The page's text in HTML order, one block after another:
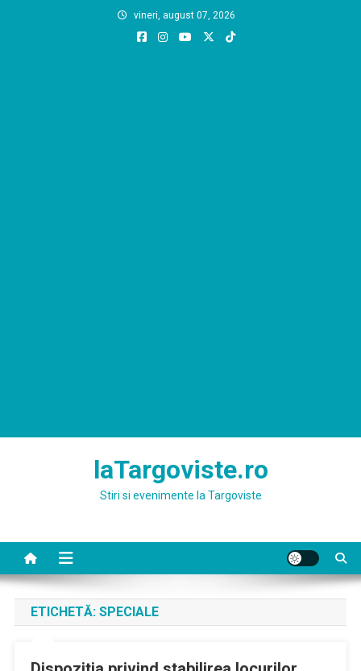
vineri, august 07, 2026
laTargoviste.ro
Stiri si evenimente la Targoviste
ETICHETĂ: SPECIALE